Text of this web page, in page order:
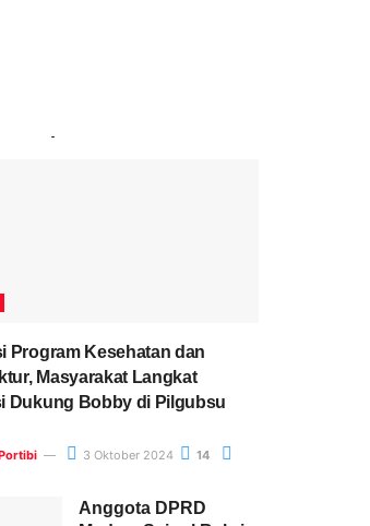
Komentar
Program Kesehatan dan
Masyarakat Langkat
Dukung Bobby di Pilgubsu
3 Oktober 2024 14
Anggota DPRD